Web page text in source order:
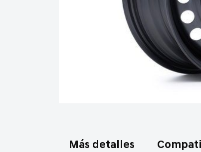
comienzo
Más detalles